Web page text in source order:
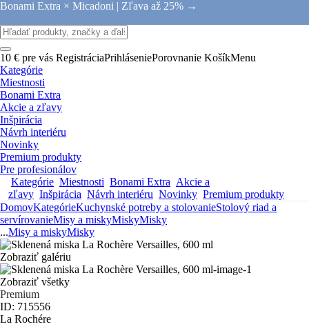
Bonami Extra × Micadoni | Zľava až 25% →
10 € pre vás RegistráciaPrihláseniePorovnanie KošíkMenu
Kategórie
Miestnosti
Bonami Extra
Akcie a zľavy
Inšpirácia
Návrh interiéru
Novinky
Premium produkty
Pre profesionálov
Kategórie Miestnosti Bonami Extra Akcie a
zľavy Inšpirácia Návrh interiéru Novinky Premium produkty
DomovKategórieKuchynské potreby a stolovanieStolový riad a
servírovanieMisy a miskyMiskyMisky
...Misy a miskyMisky
Zobraziť galériu
Zobraziť všetky
Premium
ID: 715556
La Rochére